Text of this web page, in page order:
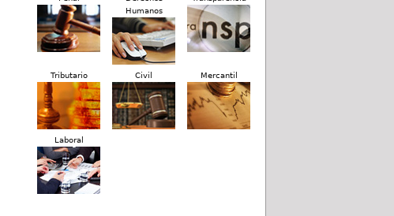
Humanos
Tributario Civil Mercantil
Laboral